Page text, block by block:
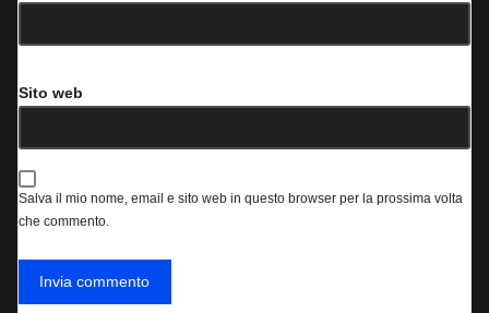
Sito web
Salva il mio nome, email e sito web in questo browser per la prossima volta
che commento.